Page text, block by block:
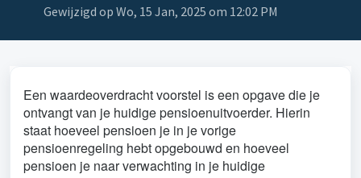
Gewijzigd op Wo, 15 Jan, 2025 om 12:02 PM
Een waardeoverdracht voorstel is een opgave die je
ontvangt van je huidige pensioenuitvoerder. Hierin
staat hoeveel pensioen je in je vorige
pensioenregeling hebt opgebouwd en hoeveel
pensioen je naar verwachting in je huidige